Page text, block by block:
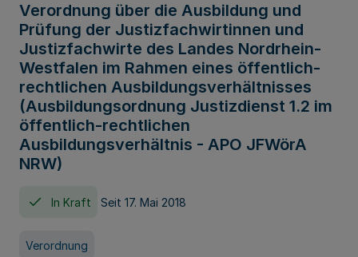
Verordnung über die Ausbildung und
Prüfung der Justizfachwirtinnen und
Justizfachwirte des Landes Nordrhein-
Westfalen im Rahmen eines öffentlich-
rechtlichen Ausbildungsverhältnisses
(Ausbildungsordnung Justizdienst 1.2 im
öffentlich-rechtlichen
Ausbildungsverhältnis - APO JFWörA
NRW)
In Kraft Seit 17. Mai 2018
Verordnung